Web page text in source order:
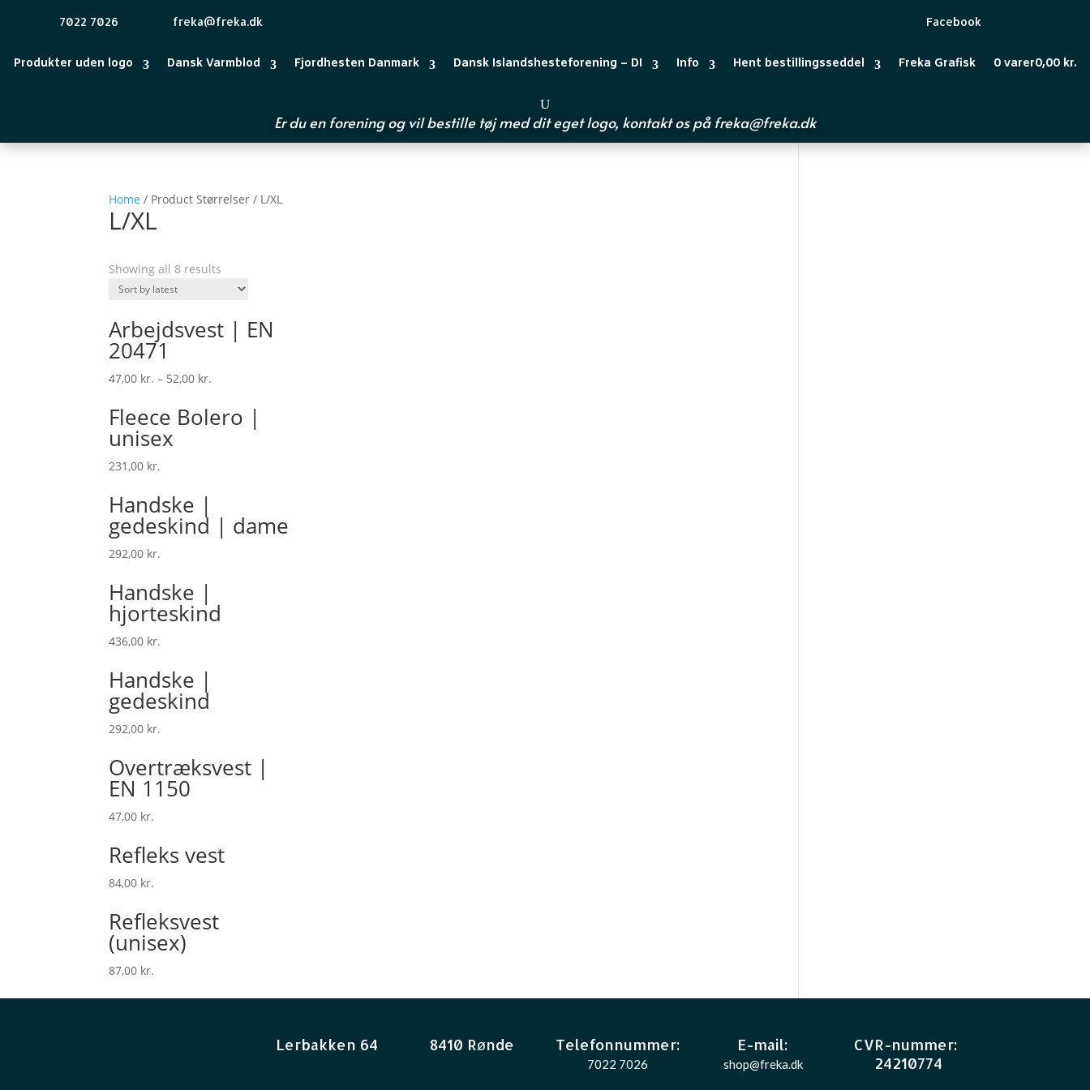
7022 7026 freka@freka.dk Facebook
Produkter uden logo Dansk Varmblod Fjordhesten Danmark Dansk Islandshesteforening – DI Info Hent bestillingsseddel Freka Grafisk 0 varer0,00 kr.
Er du en forening og vil bestille tøj med dit eget logo, kontakt os på freka@freka.dk
Home / Product Størrelser / L/XL
L/XL
Showing all 8 results
Arbejdsvest | EN
20471
47,00 kr. – 52,00 kr.
Fleece Bolero |
unisex
231,00 kr.
Handske |
gedeskind | dame
292,00 kr.
Handske |
hjorteskind
436,00 kr.
Handske |
gedeskind
292,00 kr.
Overtræksvest |
EN 1150
47,00 kr.
Refleks vest
84,00 kr.
Refleksvest
(unisex)
87,00 kr.
Lerbakken 64 8410 Rønde Telefonnummer:
7022 7026
E-mail:
shop@freka.dk
CVR-nummer:
24210774